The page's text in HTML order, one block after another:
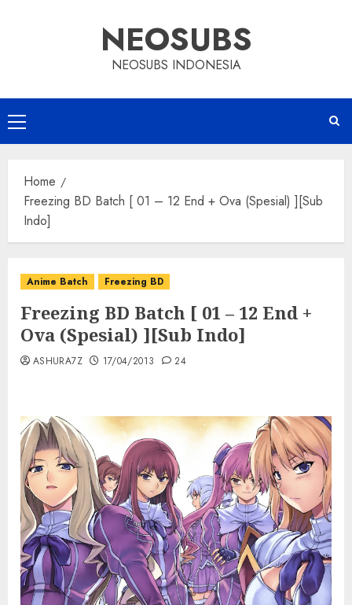
NEOSUBS
NEOSUBS INDONESIA
Primary
Menu
Home
Freezing BD Batch [ 01 – 12 End + Ova (Spesial) ][Sub
Indo]
Anime Batch Freezing BD
Freezing BD Batch [ 01 – 12 End +
Ova (Spesial) ][Sub Indo]
ASHURA7Z 17/04/2013 24